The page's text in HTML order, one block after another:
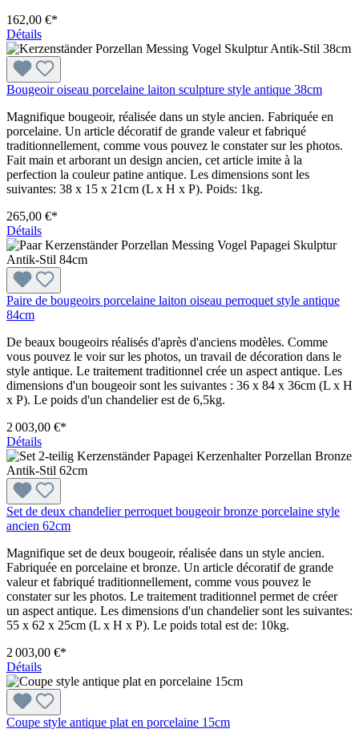
162,00 €*
Détails
Bougeoir oiseau porcelaine laiton sculpture style antique 38cm
Magnifique bougeoir, réalisée dans un style ancien. Fabriquée en
porcelaine. Un article décoratif de grande valeur et fabriqué
traditionnellement, comme vous pouvez le constater sur les photos.
Fait main et arborant un design ancien, cet article imite à la
perfection la couleur patine antique. Les dimensions sont les
suivantes: 38 x 15 x 21cm (L x H x P). Poids: 1kg.
265,00 €*
Détails
Paire de bougeoirs porcelaine laiton oiseau perroquet style antique
84cm
De beaux bougeoirs réalisés d'après d'anciens modèles. Comme
vous pouvez le voir sur les photos, un travail de décoration dans le
style antique. Le traitement traditionnel crée un aspect antique. Les
dimensions d'un bougeoir sont les suivantes : 36 x 84 x 36cm (L x H
x P). Le poids d'un chandelier est de 6,5kg.
2 003,00 €*
Détails
Set de deux chandelier perroquet bougeoir bronze porcelaine style
ancien 62cm
Magnifique set de deux bougeoir, réalisée dans un style ancien.
Fabriquée en porcelaine et bronze. Un article décoratif de grande
valeur et fabriqué traditionnellement, comme vous pouvez le
constater sur les photos. Le traitement traditionnel permet de créer
un aspect antique. Les dimensions d'un chandelier sont les suivantes:
55 x 62 x 25cm (L x H x P). Le poids total est de: 10kg.
2 003,00 €*
Détails
Coupe style antique plat en porcelaine 15cm